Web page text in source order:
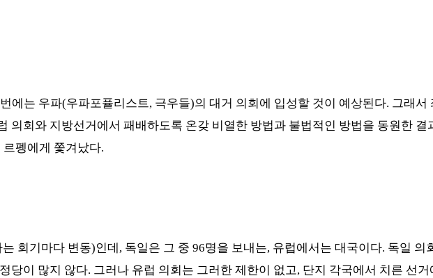
에는 우파(우파포퓰리스트, 극우들)의 대거 의회에 입성할 것이 예상된다. 그래서
의회와 지방선거에서 패배하도록 온갖 비열한 방법과 불법적인 방법을 동원한 결
펭에게 쫓겨났다.
는 회기마다 변동)인데 , 독일은 그 중 96명을 보내는, 유럽에서는 대국이다. 독일 의
당이 많지 않다. 그러나 유럽 의회는 그러한 제한이 없고, 단지 각국에서 치른 선